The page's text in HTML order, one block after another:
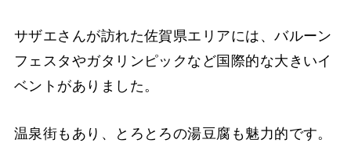
サザエさんが訪れた佐賀県エリアには、バルーン
フェスタやガタリンピックなど国際的な大きいイ
ベントがありました。
温泉街もあり、とろとろの湯豆腐も魅力的です。